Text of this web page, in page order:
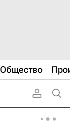
Общество